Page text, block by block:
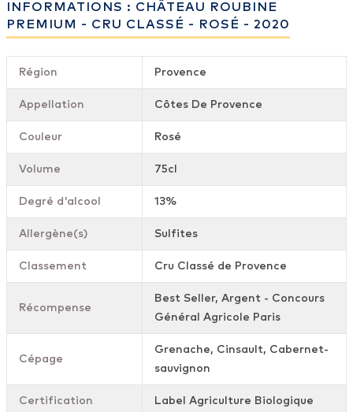
INFORMATIONS : CHÂTEAU ROUBINE
PREMIUM - CRU CLASSÉ - ROSÉ - 2020
Région Provence
Appellation Côtes De Provence
Couleur Rosé
Volume 75cl
Degré d'alcool 13%
Allergène(s) Sulfites
Classement Cru Classé de Provence
Récompense
Best Seller, Argent - Concours
Général Agricole Paris
Cépage
Grenache, Cinsault, Cabernet-
sauvignon
Certification
Label Agriculture Biologique